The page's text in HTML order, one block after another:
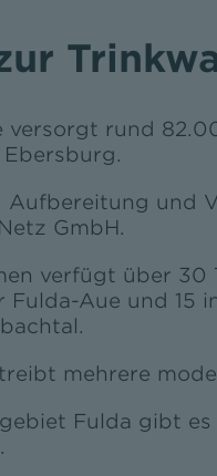
versorgt rund
Aufbereitung und
GmbH.
verfügt über
Aue und 15
mehrere
Fulda gibt es